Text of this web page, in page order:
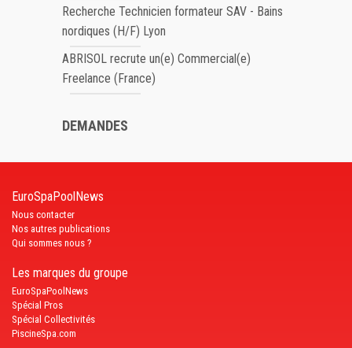
Recherche Technicien formateur SAV - Bains
nordiques (H/F) Lyon
ABRISOL recrute un(e) Commercial(e)
Freelance (France)
DEMANDES
EuroSpaPoolNews
Nous contacter
Nos autres publications
Qui sommes nous ?
Les marques du groupe
EuroSpaPoolNews
Spécial Pros
Spécial Collectivités
PiscineSpa.com